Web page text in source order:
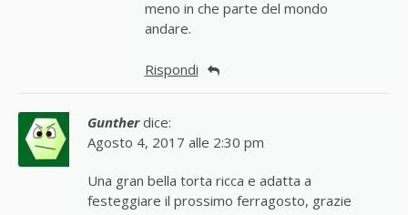
meno in che parte del mondo
andare.
Rispondi
Gunther dice:
Agosto 4, 2017 alle 2:30 pm
Una gran bella torta ricca e adatta a
festeggiare il prossimo ferragosto, grazie